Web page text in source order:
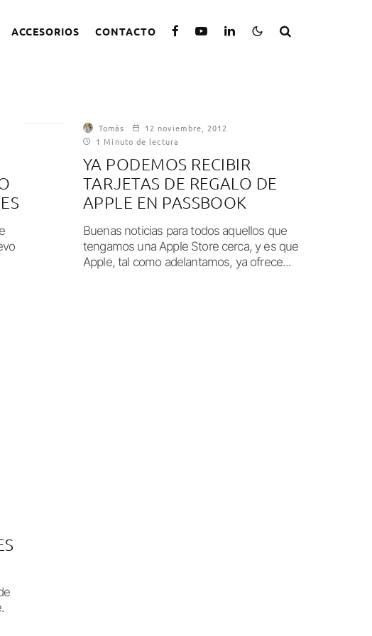
ACCESORIOS CONTACTO
Tomás
12 noviembre, 2012
1 Minuto de lectura
YA PODEMOS RECIBIR
TARJETAS DE REGALO DE
APPLE EN PASSBOOK
Buenas noticias para todos aquellos que
tengamos una Apple Store cerca, y es que
Apple, tal como adelantamos, ya ofrece...